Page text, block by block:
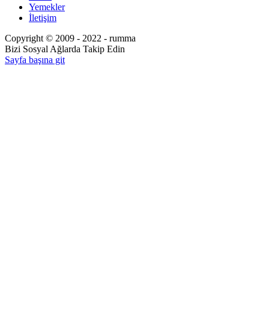
Yemekler
İletişim
Copyright © 2009 - 2022 - rumma
Bizi Sosyal Ağlarda Takip Edin
Sayfa başına git